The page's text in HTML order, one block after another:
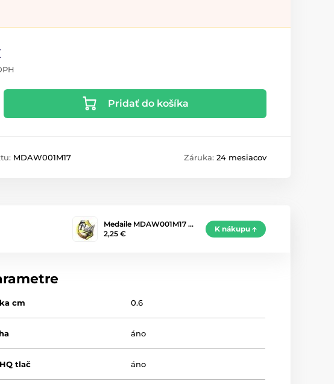
Pridať do košíka
MDAW001M17 Záruka: 24 mesiacov
Medaile MDAW001M17 …
2,25 €
K nákupu
cm 0.6
áno
tlač áno